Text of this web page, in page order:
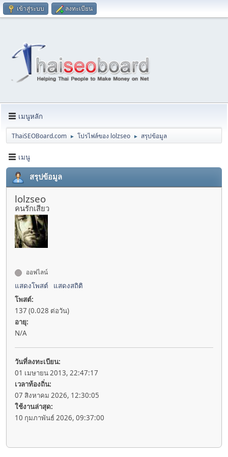
เข้าสู่ระบบ ลงทะเบียน
เมนูหลัก
ThaiSEOBoard.com ► โปรไฟล์ของ lolzseo ► สรุปข้อมูล
เมนู
สรุปข้อมูล
lolzseo
คนรักเสียว
ออฟไลน์
แสดงโพสต์
แสดงสถิติ
โพสต์:
137 (0.028 ต่อวัน)
อายุ:
N/A
วันที่ลงทะเบียน:
01 เมษายน 2013, 22:47:17
เวลาท้องถิ่น:
07 สิงหาคม 2026, 12:30:05
ใช้งานล่าสุด:
10 กุมภาพันธ์ 2026, 09:37:00